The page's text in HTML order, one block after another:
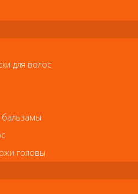
окрашенных волос
для волос
головы